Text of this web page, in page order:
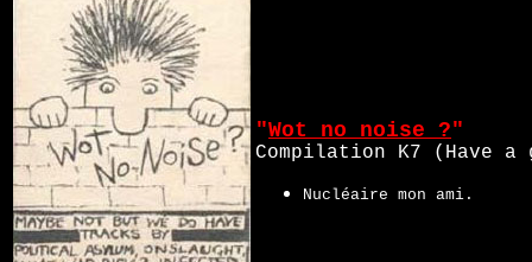
"Wot no noise ?"
Compilation K7 (Have
Nucléaire mon ami.